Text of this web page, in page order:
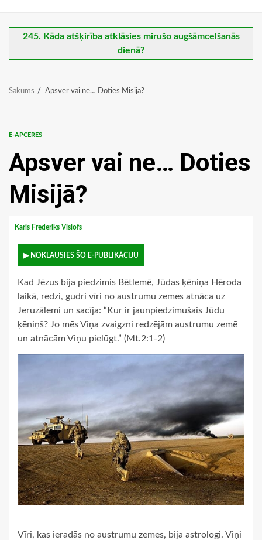
245. Kāda atšķirība atklāsies mirušo augšāmcelšanās
dienā?
Sākums Apsver vai ne… Doties Misijā?
E-APCERES
Apsver vai ne… Doties
Misijā?
Karls Frederiks Vislofs
▶ NOKLAUSIES ŠO E-PUBLIKĀCIJU
Kad Jēzus bija piedzimis Bētlemē, Jūdas ķēniņa Hēroda
laikā, redzi, gudri vīri no austrumu zemes atnāca uz
Jeruzālemi un sacīja: “Kur ir jaunpiedzimušais Jūdu
ķēniņš? Jo mēs Viņa zvaigzni redzējām austrumu zemē
un atnācām Viņu pielūgt.” (Mt.2:1-2)
Vīri, kas ieradās no austrumu zemes, bija astrologi. Viņi